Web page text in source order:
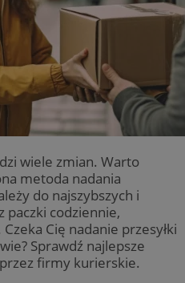
wiele zmian. Warto
metoda nadania
do najszybszych i
paczki codziennie,
Cię nadanie przesyłki
Sprawdź najlepsze
firmy kurierskie.